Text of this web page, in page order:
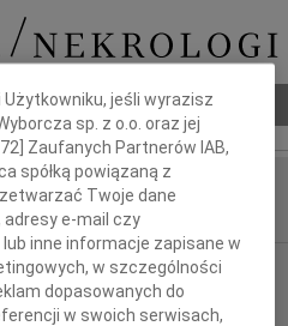
pogrzebowy
Mikołajczyk
Użytkowniku, jeśli wyrazisz
sp. z o.o. oraz jej
] Zaufanych Partnerów IAB,
spółką powiązaną z
Twoje dane
adresy e-mail czy
inne informacje zapisane w
w szczególności
dopasowanych do
w swoich serwisach,